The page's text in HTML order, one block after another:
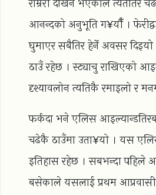
राम्ररी देखिने भएकाले त्यतैतिर
आनन्दको अनुभूति ग¥यौँ ।
घुमाएर सबैतिर हेर्ने अवसर दिइयो
ठाउँ रहेछ । स्ट्याचु राखिएको
दृश्यावलोन त्यतिकै रमाइलो र
फर्कदा भने एलिस
चढेकै ठाउँमा उता¥यो । यस
इतिहास रहेछ । सबभन्दा पहिले
बसेकाले यसलाई प्रथम